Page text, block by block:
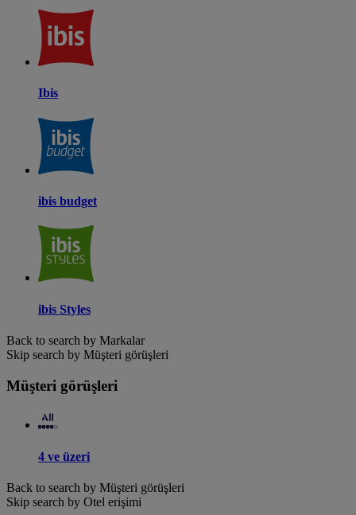
Ibis
ibis budget
ibis Styles
Back to search by Markalar
Skip search by Müşteri görüşleri
Müşteri görüşleri
4 ve üzeri
Back to search by Müşteri görüşleri
Skip search by Otel erişimi